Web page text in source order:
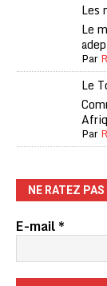
Les
Le
Par
Le
Par
NE RATEZ
E-mail*